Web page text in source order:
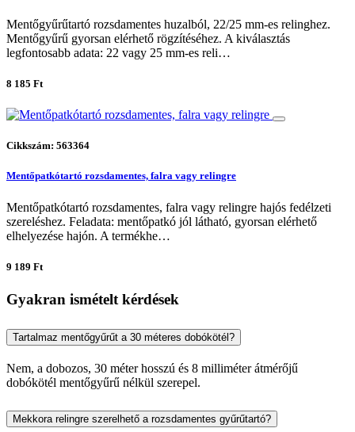
Mentőgyűrűtartó rozsdamentes huzalból, 22/25 mm-es relinghez.
Mentőgyűrű gyorsan elérhető rögzítéséhez. A kiválasztás
legfontosabb adata: 22 vagy 25 mm-es reli…
8 185 Ft
Cikkszám: 563364
Mentőpatkótartó rozsdamentes, falra vagy relingre
Mentőpatkótartó rozsdamentes, falra vagy relingre hajós fedélzeti
szereléshez. Feladata: mentőpatkó jól látható, gyorsan elérhető
elhelyezése hajón. A termékhe…
9 189 Ft
Gyakran ismételt kérdések
Tartalmaz mentőgyűrűt a 30 méteres dobókötél?
Nem, a dobozos, 30 méter hosszú és 8 milliméter átmérőjű
dobókötél mentőgyűrű nélkül szerepel.
Mekkora relingre szerelhető a rozsdamentes gyűrűtartó?